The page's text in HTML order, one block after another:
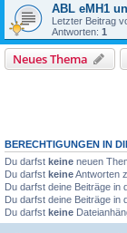
ABL eMH1
Letzter Beitrag
Antworten: 1
Neues Thema
BERECHTIGUNGEN IN
Du darfst keine neuen
Du darfst keineAntworten
Du darfst deine Beiträge in
Du darfst deine Beiträge in
Du darfst keine